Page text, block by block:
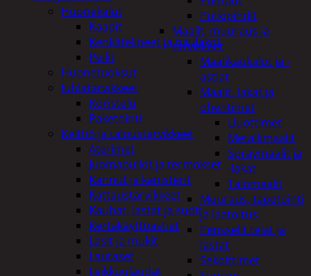
Putkipihdit
Maalit, muuraus ja
tarvikkeet
Maalikaukalot ja -
astiat
Maalit, lakat ja
ohentimet
Liuottimet
Metallimaalit
Spraymaalit ja
-lakat
Talomaalit
Muuraus, tapetointi
ja laatoitus
Pensselit telat ja
lastat
Sekoittimet
Huonekalut
Kaapit
Kenkätelineet ja naulakot
Peilit
Huonetuoksut
Juhlatarvikkeet
Koristelu
Paketointi
Keittiö ja taloustarvikkeet
Aterimet
Juomapullot ja termokset
Kannut ja kanisterit
Kattaustarvikkeet
Kauhat, lastat ja sudit
Kertakäyttöastiat
Lasit ja mukit
Lautaset
Leikkuulaudat